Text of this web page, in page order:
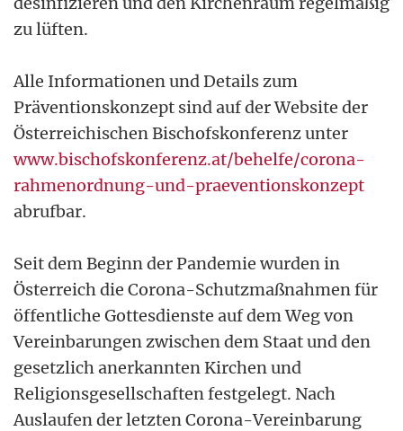
zu lüften.
Alle Informationen und Details zum
Präventionskonzept sind auf der Website der
Österreichischen Bischofskonferenz unter
www.bischofskonferenz.at/behelfe/corona-
rahmenordnung-und-praeventionskonzept
abrufbar.
Seit dem Beginn der Pandemie wurden in
Österreich die Corona-Schutzmaßnahmen für
öffentliche Gottesdienste auf dem Weg von
Vereinbarungen zwischen dem Staat und den
gesetzlich anerkannten Kirchen und
Religionsgesellschaften festgelegt. Nach
Auslaufen der letzten Corona-Vereinbarung